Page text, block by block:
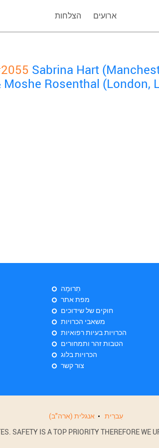
הצלחות ארועים
Sabrina Hart
Moshe Rosenthal (London,
תְרוּמָה
מפת אתר
חוקים של שידוכים
משאבי הכרויות
הכרויות בעיות רפואיות
הטבות זהר ותמחורים
הכרויות בלוג
צור קשר
אנגלית (ארה"ב) עִברִית
SAFETY IS A TOP PRIORITY THEREFORE